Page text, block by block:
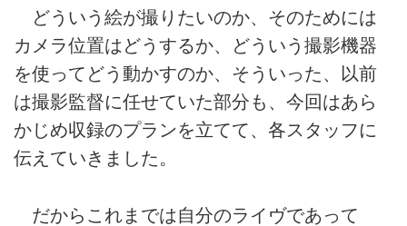
どういう絵が撮りたいのか、そのためには
カメラ位置はどうするか、どういう撮影機器
を使ってどう動かすのか、そういった、以前
は撮影監督に任せていた部分も、今回はあら
かじめ収録のプランを立てて、各スタッフに
伝えていきました。
だからこれまでは自分のライヴであって